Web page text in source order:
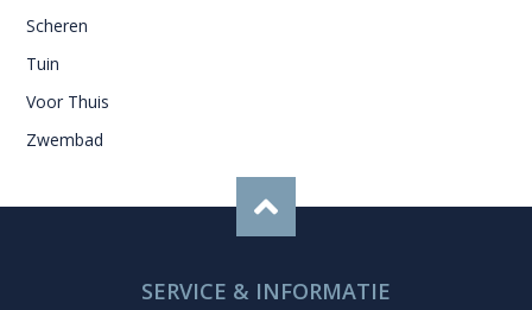
Scheren
Tuin
Voor Thuis
Zwembad
SERVICE & INFORMATIE